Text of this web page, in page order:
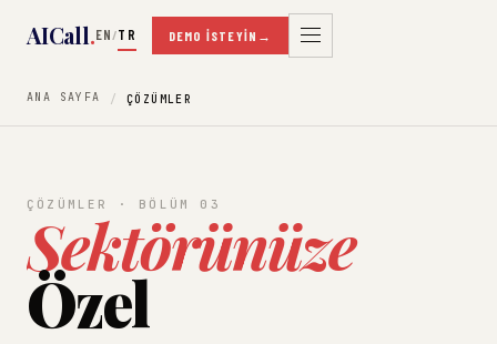
AICall.EN /TR DEMO İSTEYIN →
ANA SAYFA ÇÖZÜMLER
ÇÖZÜMLER · BÖLÜM 03
Sektörünüze
Özel